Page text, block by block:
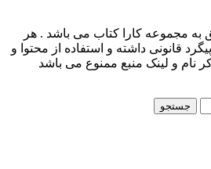
به مجموعه کارا کتاب می باشد . هر
قانونی داشته و استفاده از محتوا و
نام و لینک منبع ممنوع می باشد
جستجو